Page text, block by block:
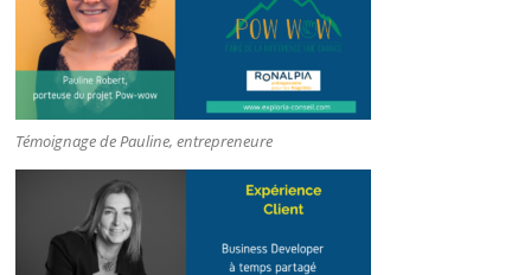
Témoignage de Pauline, entrepreneure